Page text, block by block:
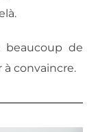
beaucoup de
à convaincre.